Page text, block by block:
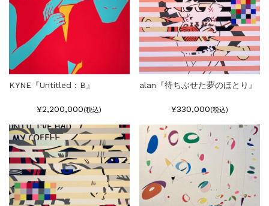
KYNE『Untitled : B』
¥2,200,000(税込)
alan『待ちぶせた夢のほとり』
¥330,000(税込)